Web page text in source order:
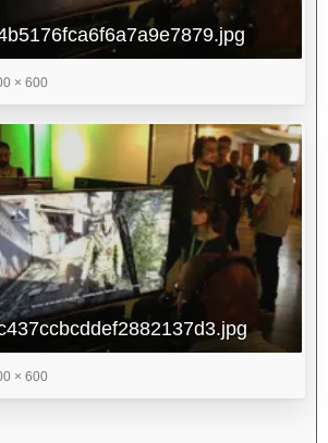
× 600
× 600